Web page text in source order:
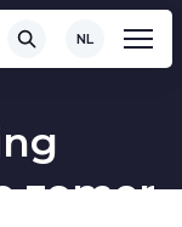
NL
zomer